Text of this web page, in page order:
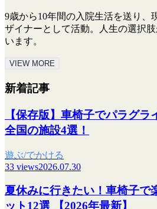
9歳から10年間の入院生活を送り、
ザイナーとして活動。人生の選択
います。
VIEW MORE
新着記事
【保存版】車椅子でパラグ
全国の施設4選！
遊ぶ/でかける
33 views2026.07.30
夏休みに行きたい！車椅子で
ット12選 【2026年最新】